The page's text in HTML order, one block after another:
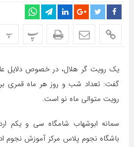
پ پ
یک رویت گر هلال، در خصوص دلایل
گفت: تعداد شب و روز هر ماه قمری
رویت متوالی ماه نو است.
سمانه ابوشهاب شامگاه سی و یکم
باشگاه نجوم پلاس مرکز آموزش نجوم